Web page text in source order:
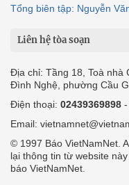
Tổng biên tập: Nguyễn
Liên hệ tòa soạn
Địa chỉ: Tầng 18, Toà nhà
Đình Nghệ, phường Cầu
Điện thoại: 02439369898 -
Email:
© 1997 Báo VietNamNet.
lại thông tin từ website
báo VietNamNet.